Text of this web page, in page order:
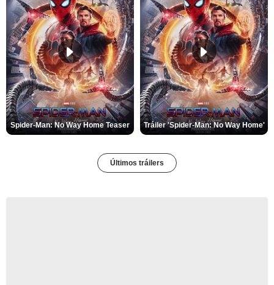
Spider-Man: No Way Home Teaser Tráiler 'Spider-Man: No Way Home'
Últimos tráilers